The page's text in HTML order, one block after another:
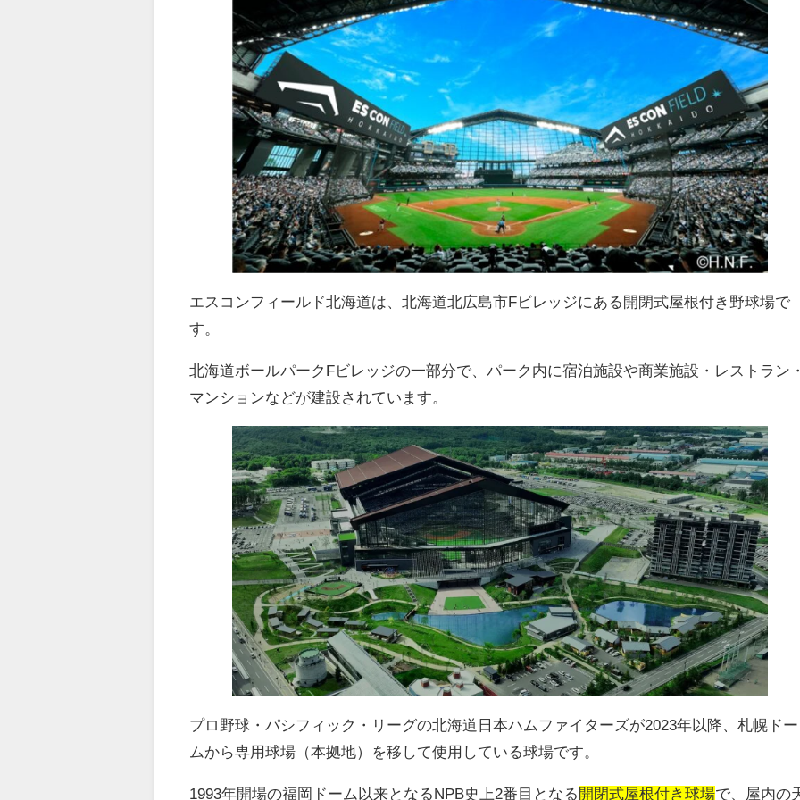
エスコンフィールド北海道は、北海道北広島市Fビレッジにある開閉式屋根付き野球場で
す。
北海道ボールパーク Fビレッジの一部分で、パーク内に宿泊施設や商業施設・レストラン
マンションなどが建設されています。
プロ野球・パシフィック・リーグの北海道日本ハムファイターズが2023年以降、札幌ドー
ムから専用球場（本拠地）を移して使用している球場です。
1993年開場の福岡ドーム以来となるNPB史上2番目となる 開閉式屋根付き球場で、屋内の